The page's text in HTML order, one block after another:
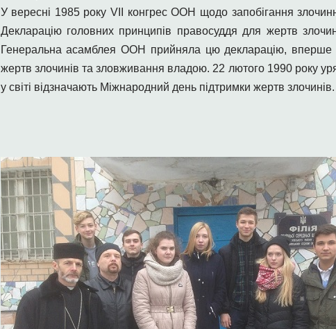
У вересні 1985 року VII конгрес ООН щодо запобігання
Декларацію головних принципів правосуддя для жертв
Генеральна асамблея ООН прийняла цю декларацію, вперше
жертв злочинів та зловживання владою. 22 лютого 1990 року
у світі відзначають Міжнародний день підтримки жертв злочинів.